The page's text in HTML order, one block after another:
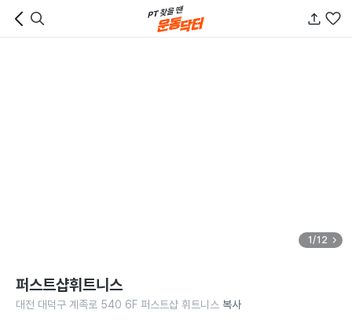
1/12
퍼스트샵휘트니스
대전 대덕구 계족로 540 6F 퍼스트샵 휘트니스 복사